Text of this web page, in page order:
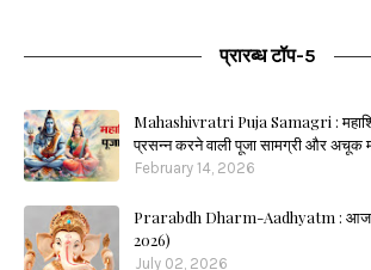
प्रारब्ध टॉप-5
Mahashivratri Puja Samagri :
प्रसन्न करने वाली पूजा सामग्री और अचूक
February 14, 2026
Prarabdh Dharm-Aadhyatm : आज
2026)
July 02, 2026